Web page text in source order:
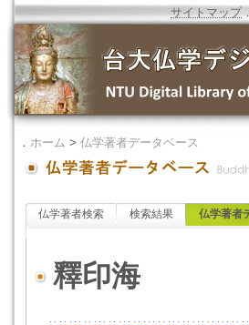
サイトマップ
． ホーム > 仏学著者データベース
仏学著者検索 検索結果 仏学著者
釋印海